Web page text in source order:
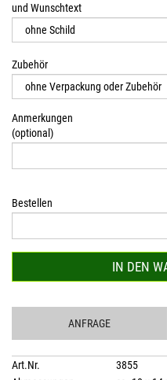
und Wunschtext
Zubehör
Anmerkungen
(optional)
Bestellen
IN DEN
ANFRAGE
Art.Nr.
3855